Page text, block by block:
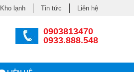
Kho lạnh Tin tức Liên hệ
0903813470
0933.888.548